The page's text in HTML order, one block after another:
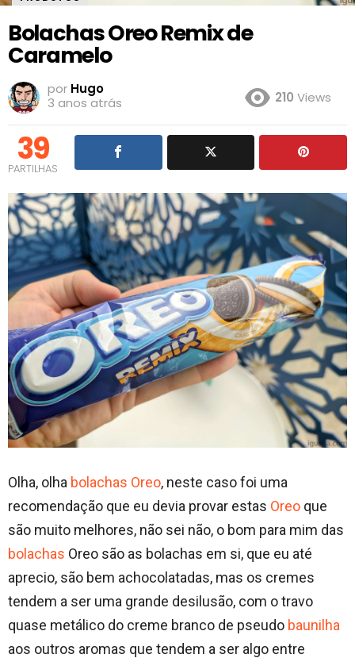
Bolachas Oreo Remix de
Caramelo
por Hugo
3 anos atrás
210 Views
39
PARTILHAS
Olha, olha bolachas Oreo, neste caso foi uma
recomendação que eu devia provar estas Oreo que
são muito melhores, não sei não, o bom para mim das
bolachas Oreo são as bolachas em si, que eu até
aprecio, são bem achocolatadas, mas os cremes
tendem a ser uma grande desilusão, com o travo
quase metálico do creme branco de pseudo baunilha
aos outros aromas que tendem a ser algo entre